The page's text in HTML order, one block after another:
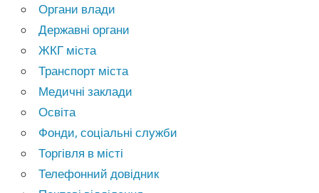
Органи влади
Державні органи
ЖКГ міста
Транспорт міста
Медичні заклади
Освіта
Фонди, соціальні служби
Торгівля в місті
Телефонний довідник